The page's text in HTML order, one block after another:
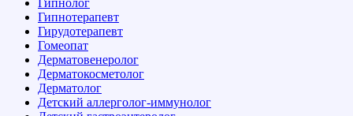
Гипнолог
Гипнотерапевт
Гирудотерапевт
Гомеопат
Дерматовенеролог
Дерматокосметолог
Дерматолог
Детский аллерголог-иммунолог